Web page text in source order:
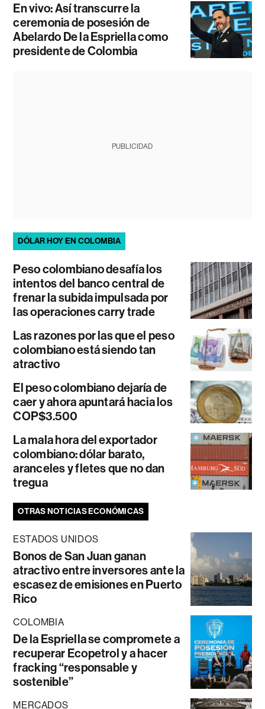
En vivo: Así transcurre la
ceremonia de posesión de
Abelardo De la Espriella como
presidente de Colombia
PUBLICIDAD
DÓLAR HOY EN COLOMBIA
Peso colombiano desafía los
intentos del banco central de
frenar la subida impulsada por
las operaciones carry trade
Las razones por las que el peso
colombiano está siendo tan
atractivo
El peso colombiano dejaría de
caer y ahora apuntará hacia los
COP$3.500
La mala hora del exportador
colombiano: dólar barato,
aranceles y fletes que no dan
tregua
OTRAS NOTICIAS ECONÓMICAS
ESTADOS UNIDOS
Bonos de San Juan ganan
atractivo entre inversores ante la
escasez de emisiones en Puerto
Rico
COLOMBIA
De la Espriella se compromete a
recuperar Ecopetrol y a hacer
fracking “responsable y
sostenible”
MERCADOS